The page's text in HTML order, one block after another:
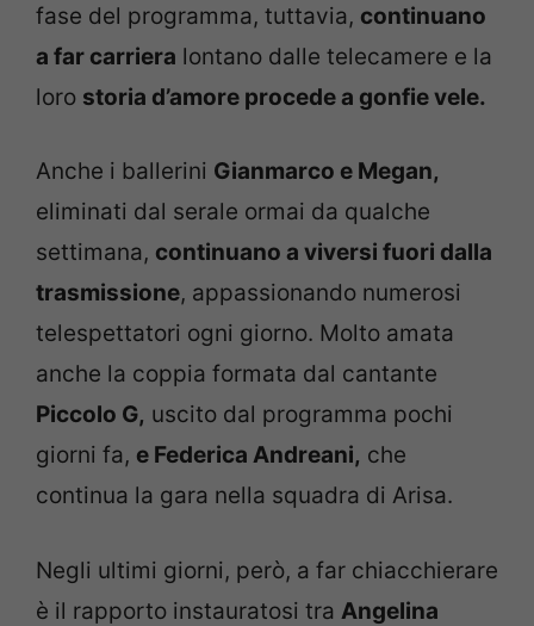
fase del programma, tuttavia, continuano
a far carriera lontano dalle telecamere e la
loro storia d’amore procede a gonfie vele.
Anche i ballerini Gianmarco e Megan,
eliminati dal serale ormai da qualche
settimana, continuano a viversi fuori dalla
trasmissione, appassionando numerosi
telespettatori ogni giorno. Molto amata
anche la coppia formata dal cantante
Piccolo G, uscito dal programma pochi
giorni fa, e Federica Andreani, che
continua la gara nella squadra di Arisa.
Negli ultimi giorni, però, a far chiacchierare
è il rapporto instauratosi tra Angelina